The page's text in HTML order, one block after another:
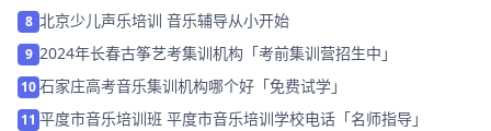
8 北京少儿声乐培训 音乐辅导从小开始
9 2024年长春古筝艺考集训机构「考前集训营招生中」
10石家庄高考音乐集训机构哪个好「免费试学」
11 平度市音乐培训班 平度市音乐培训学校电话「名师指导」